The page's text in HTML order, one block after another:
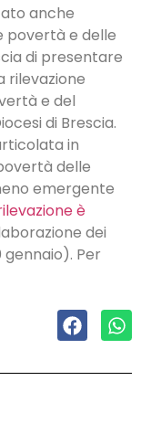
anche
povertà e delle
di presentare
rilevazione
e del
di Brescia.
in
delle
emergente
è
dei
Per